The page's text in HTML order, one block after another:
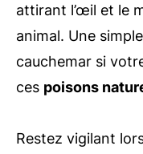
attirant l’œil et le
animal. Une
cauchemar si
ces poisons
Restez vigilant